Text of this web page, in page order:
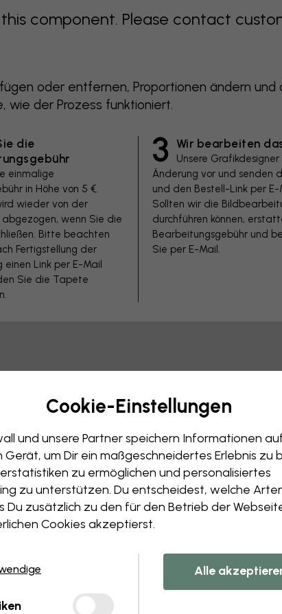
component. Please contact
oder entfernen, Proportionen ändern
wie der Prozess funktioniert.
die
einmalige
in Höhe von 5 €.
wieder von der
wenn Sie die
Bitte beachten
Fertigstellung der
Link per E-Mail
Sie die Tapete
3 Wir bearbeiten
Unsere
Änderung vor und senden
und den Bestell-Link per E-
Sollten wir die
durchführen können,
Bearbeitungsgebühr und
Sie per E-Mail.
Tipp: Sie können auf das Bild klicken, um Markierungen
Cookie-Einstellungen
und unsere Partner speichern Informationen
Gerät, um Dir ein maßgeschneidertes Erlebnis zu
zu ermöglichen und personalisiertes
zu unterstützen. Du entscheidest, welche
Du zusätzlich zu den für den Betrieb der
Cookies akzeptierst.
Alle